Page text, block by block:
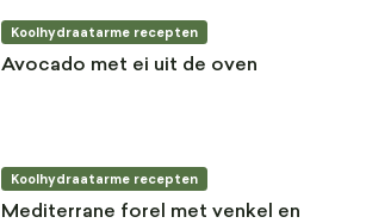
Koolhydraatarme recepten
Avocado met ei uit de oven
Koolhydraatarme recepten
Mediterrane forel met venkel en